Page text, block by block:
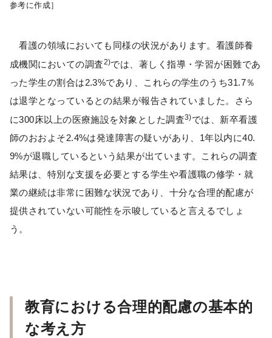
参考に作成］
看護の領域においても同様の状況があります。看護師養
成機関においての調査2)では、著しく指導・学習が困難であ
った学生の割合は2.3%であり、これらの学生のうち31.7％
は退学となっているとの結果が報告されていました。さら
に300床以上の医療施設を対象とした調査3)では、新卒看護
師のおおよそ2.4%は発達障害の疑いがあり、1年以内に40.
9%が退職しているという結果が出ています。これらの調査
結果は、特別な支援を必要とする学生や看護職の修学・就
業の継続は非常に困難な状況であり、十分な合理的配慮が
提供されていない可能性を示唆していると言えるでしょ
う。
教育における合理的配慮の基本的
な考え方